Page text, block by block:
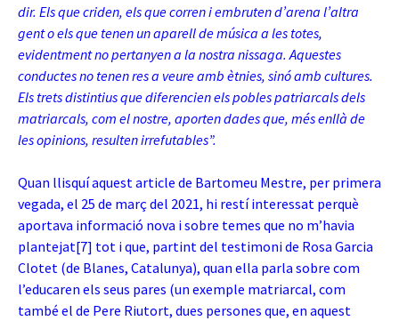
dir. Els que criden, els que corren i embruten d’arena l’altra
gent o els que tenen un aparell de música a les totes,
evidentment no pertanyen a la nostra nissaga. Aquestes
conductes no tenen res a veure amb ètnies, sinó amb cultures.
Els trets distintius que diferencien els pobles patriarcals dels
matriarcals, com el nostre, aporten dades que, més enllà de
les opinions, resulten irrefutables”.
Quan llisquí aquest article de Bartomeu Mestre, per primera
vegada, el 25 de març del 2021, hi restí interessat perquè
aportava informació nova i sobre temes que no m’havia
plantejat[7] tot i que, partint del testimoni de Rosa Garcia
Clotet (de Blanes, Catalunya), quan ella parla sobre com
l’educaren els seus pares (un exemple matriarcal, com
també el de Pere Riutort, dues persones que, en aquest